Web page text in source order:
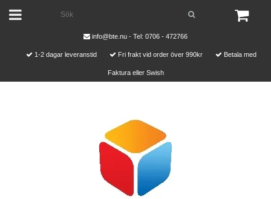
info@bte.nu - Tel: 0706 - 472766
1-2 dagar leveranstid Fri frakt vid order över 990kr Betala med
Faktura eller Swish